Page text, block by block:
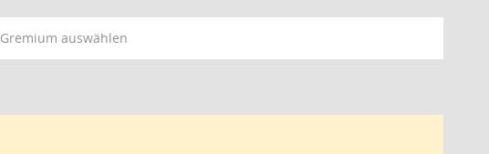
Gremium auswählen